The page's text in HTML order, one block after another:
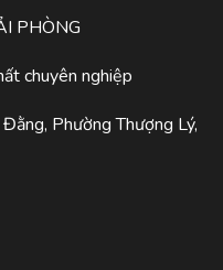
PHÒNG
chuyên nghiệp
Phường Thượng Lý,